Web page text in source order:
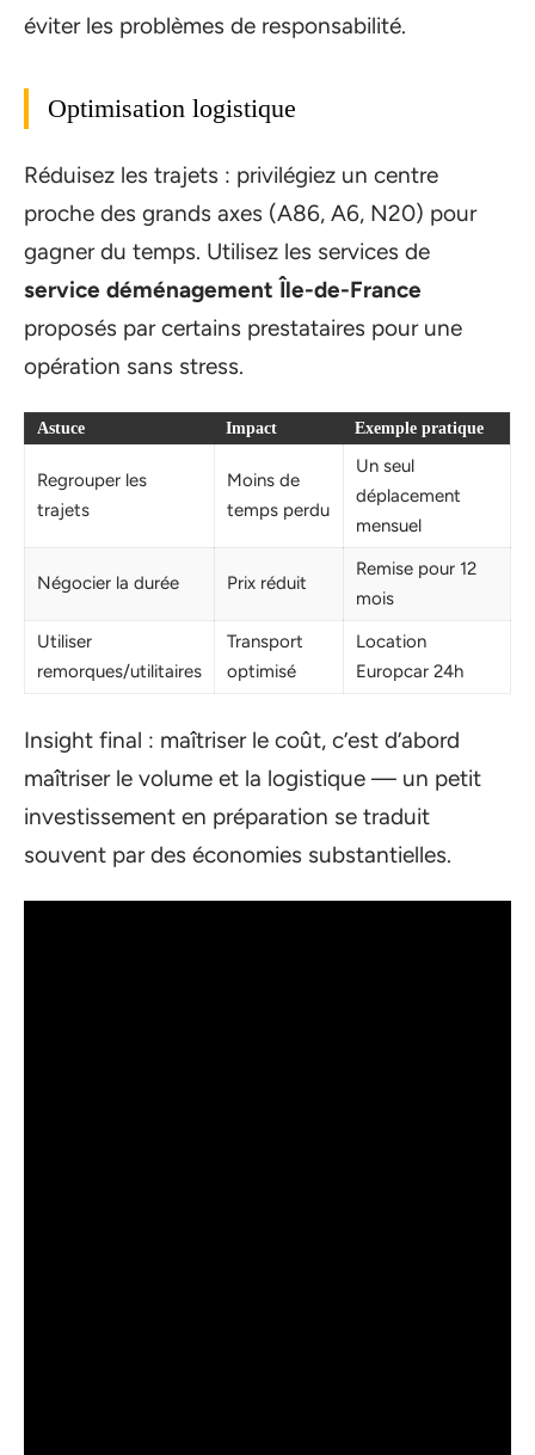
éviter les problèmes de responsabilité.
Optimisation logistique
Réduisez les trajets : privilégiez un centre
proche des grands axes (A86, A6, N20) pour
gagner du temps. Utilisez les services de
service déménagement Île-de-France
proposés par certains prestataires pour une
opération sans stress.
Astuce Impact Exemple pratique
Regrouper les
trajets
Moins de
temps perdu
Un seul
déplacement
mensuel
Négocier la durée Prix réduit
Remise pour 12
mois
Utiliser
remorques/utilitaires
Transport
optimisé
Location
Europcar 24h
Insight final : maîtriser le coût, c’est d’abord
maîtriser le volume et la logistique — un petit
investissement en préparation se traduit
souvent par des économies substantielles.